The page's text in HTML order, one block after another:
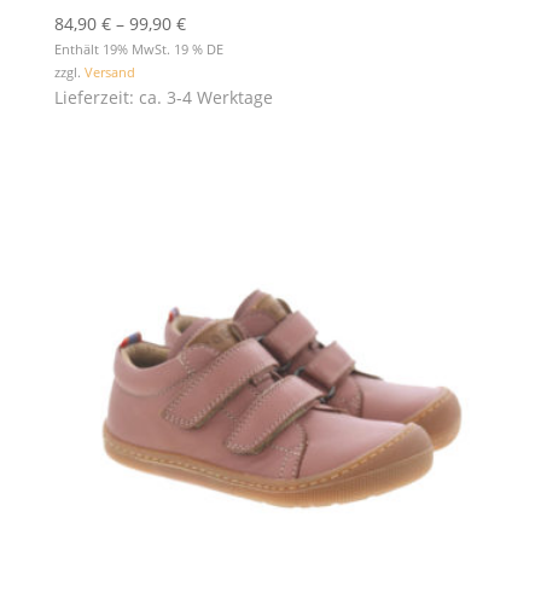
84,90 € – 99,90 €Preisspanne:
84,90 €
99,90 €
Enthält 19% MwSt. 19 % DE
zzgl. Versand
Lieferzeit: ca. 3-4 Werktage